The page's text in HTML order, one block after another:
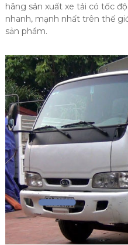
hãng sản xuất xe tải có tốc
nhanh, mạnh nhất trên thế
sản phẩm.